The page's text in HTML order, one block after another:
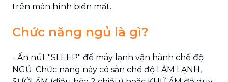
trên màn hình biến mất.
Chức năng ngủ là gì?
- Ấn nút "SLEEP" để máy lạnh vận hành chế độ
NGỦ. Chức năng này có sẵn chế độ LÀM LẠNH,